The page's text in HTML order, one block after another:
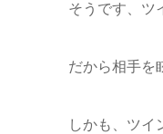
そうです、ツ
だから相手を
しかも、ツイ